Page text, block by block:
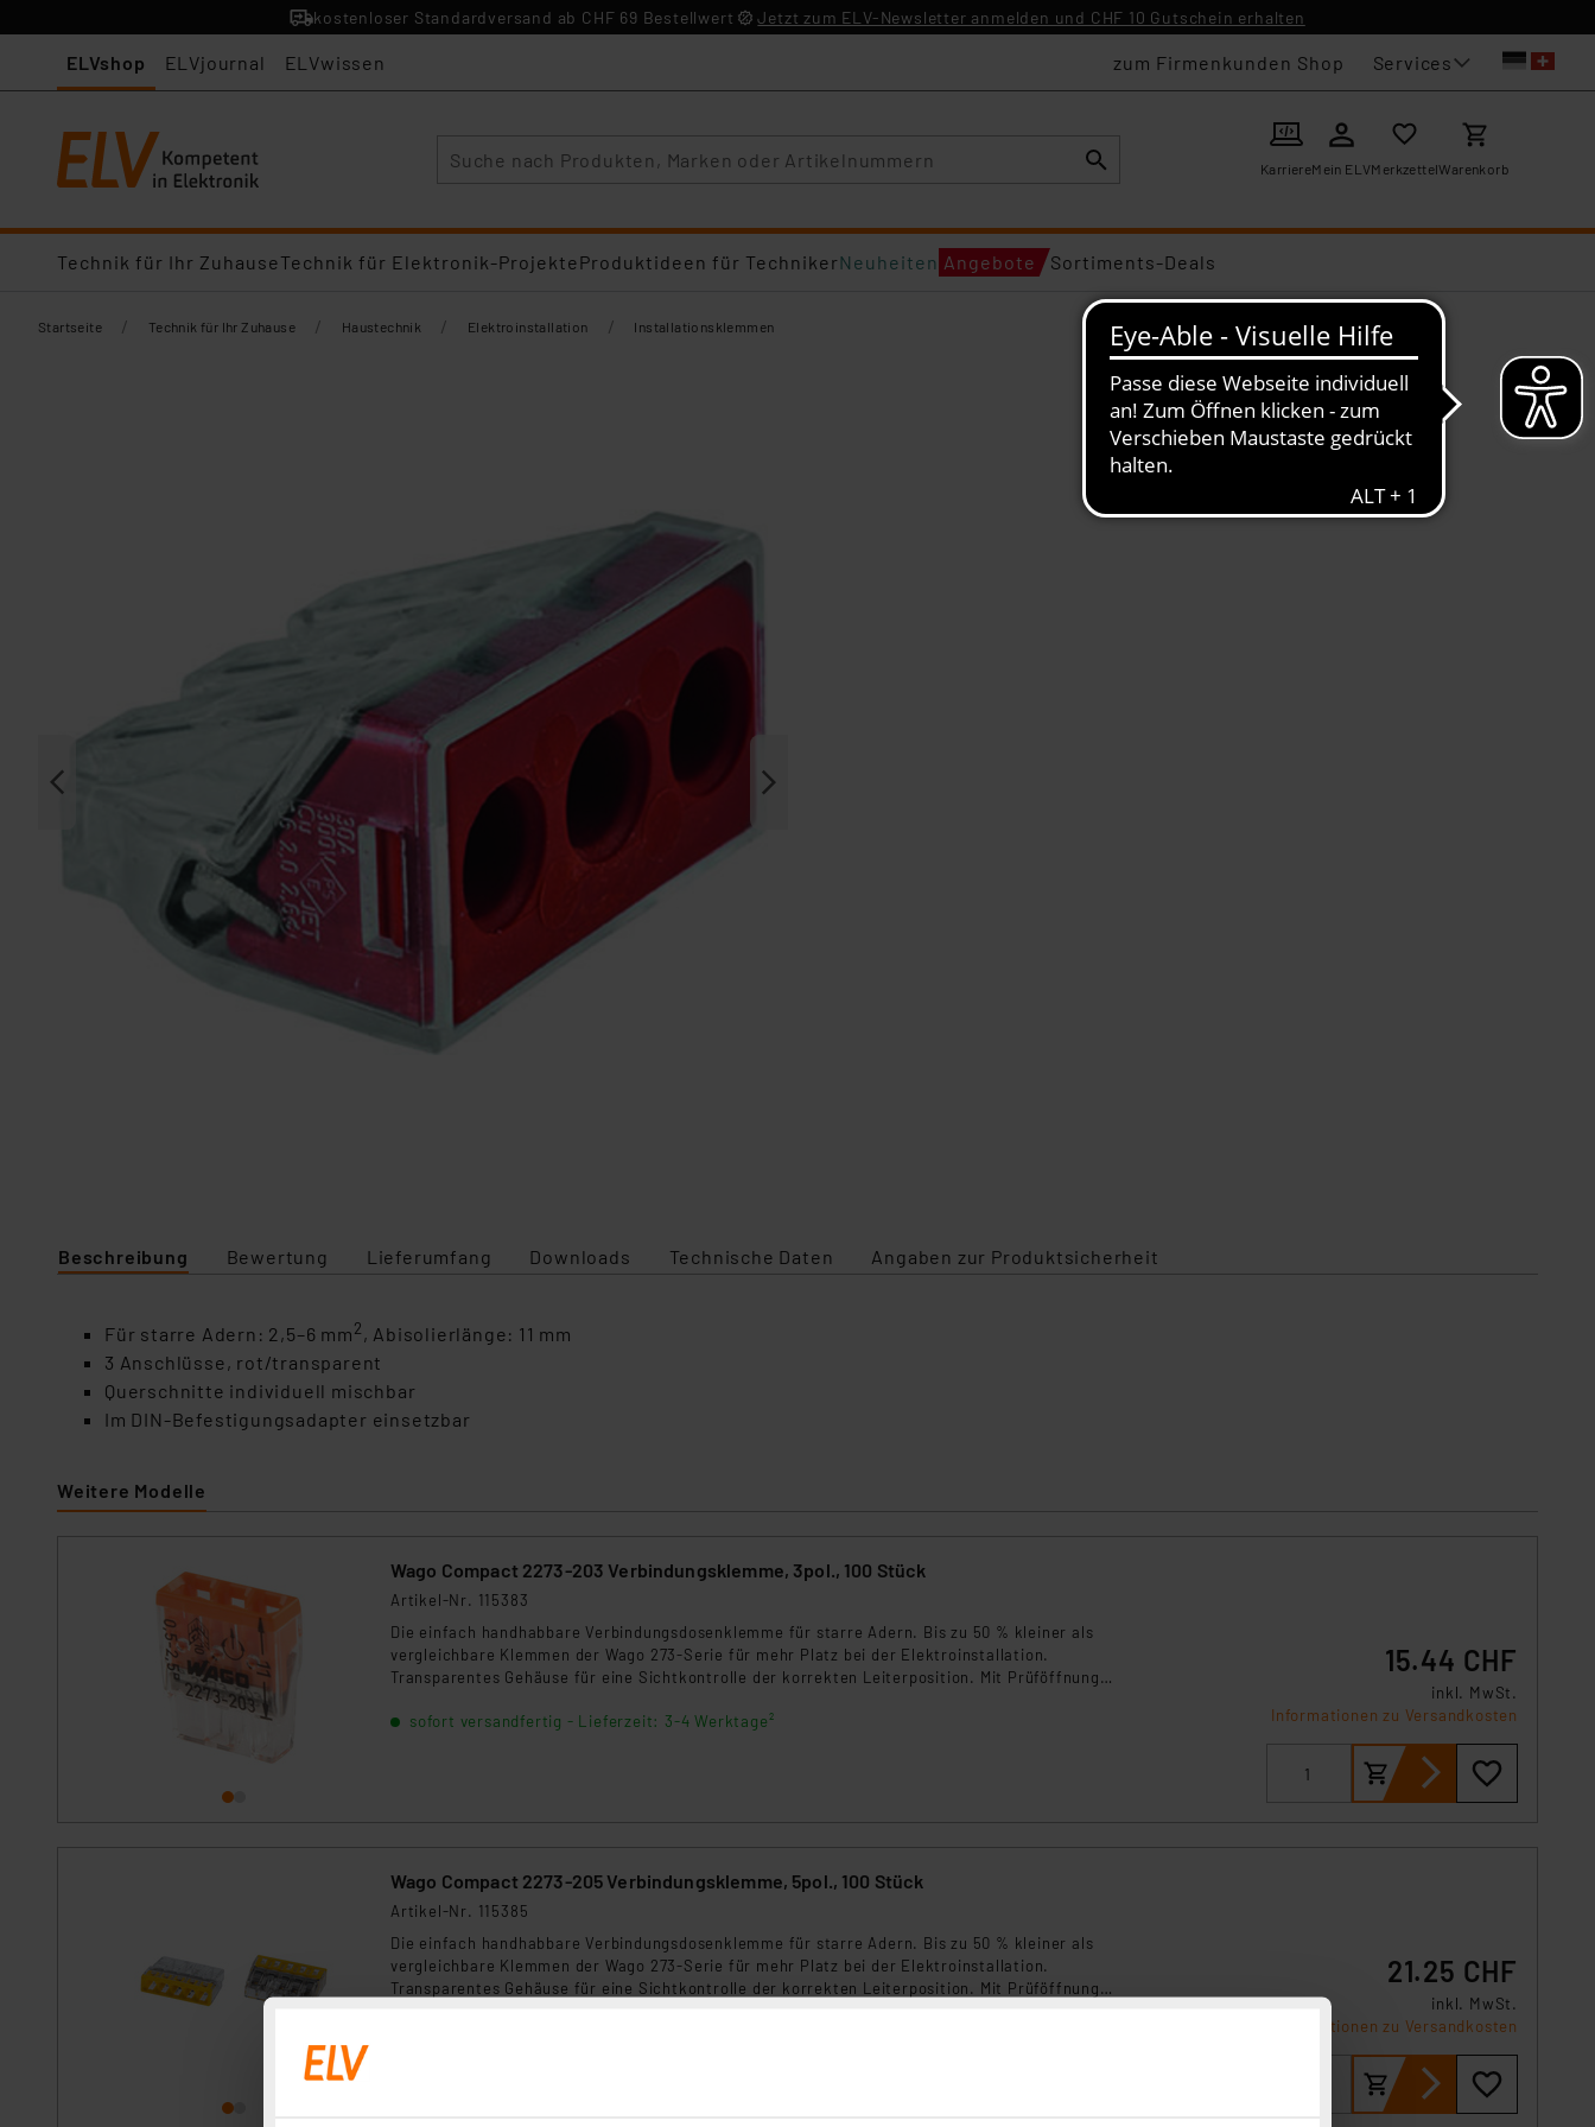
kostenloser Standardversand ab CHF 69 Bestellwert Jetzt zum ELV-Newsletter anmelden und CHF 10 Gutschein erhalten
ELVshop ELVjournal ELVwissen zum Firmenkunden Shop Services
KarriereMein ELVMerkzettelWarenkorb
Technik für Ihr ZuhauseTechnik für Elektronik-ProjekteProduktideen für TechnikerNeuheiten Angebote Sortiments-Deals
Startseite / Technik für Ihr Zuhause / Haustechnik / Elektroinstallation / Installationsklemmen
Beschreibung Bewertung Lieferumfang Downloads Technische Daten Angaben zur Produktsicherheit
Für starre Adern: 2,5–6 mm2, Abisolierlänge: 11 mm
3 Anschlüsse, rot/transparent
Querschnitte individuell mischbar
Im DIN-Befestigungsadapter einsetzbar
Weitere Modelle
Wago Compact 2273-203 Verbindungsklemme, 3pol., 100 Stück
Artikel-Nr. 115383
Die einfach handhabbare Verbindungsdosenklemme für starre Adern. Bis zu 50 % kleiner als
vergleichbare Klemmen der Wago 273-Serie für mehr Platz bei der Elektroinstallation.
Transparentes Gehäuse für eine Sichtkontrolle der korrekten Leiterposition. Mit Prüföffnung
sofort versandfertig - Lieferzeit: 3-4 Werktage²
15.44 CHF
inkl. MwSt.
Informationen zu Versandkosten
Wago Compact 2273-205 Verbindungsklemme, 5pol., 100 Stück
Artikel-Nr. 115385
Die einfach handhabbare Verbindungsdosenklemme für starre Adern. Bis zu 50 % kleiner als
vergleichbare Klemmen der Wago 273-Serie für mehr Platz bei der Elektroinstallation.
Transparentes Gehäuse für eine Sichtkontrolle der korrekten Leiterposition. Mit Prüföffnung
21.25 CHF
inkl. MwSt.
Informationen zu Versandkosten